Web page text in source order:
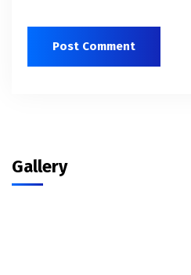
Gallery